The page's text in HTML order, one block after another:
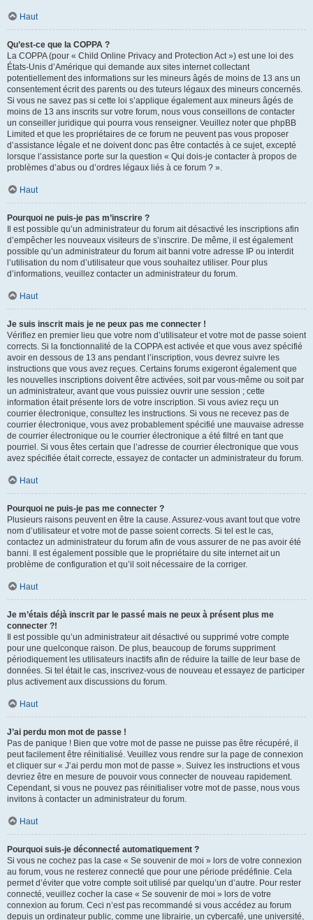
Haut
Qu’est-ce que la COPPA ?
La COPPA (pour « Child Online Privacy and Protection Act ») est une loi des
États-Unis d’Amérique qui demande aux sites internet collectant
potentiellement des informations sur les mineurs âgés de moins de 13 ans un
consentement écrit des parents ou des tuteurs légaux des mineurs concernés.
Si vous ne savez pas si cette loi s’applique également aux mineurs âgés de
moins de 13 ans inscrits sur votre forum, nous vous conseillons de contacter
un conseiller juridique qui pourra vous renseigner. Veuillez noter que phpBB
Limited et que les propriétaires de ce forum ne peuvent pas vous proposer
d’assistance légale et ne doivent donc pas être contactés à ce sujet, excepté
lorsque l’assistance porte sur la question « Qui dois-je contacter à propos de
problèmes d’abus ou d’ordres légaux liés à ce forum ? ».
Haut
Pourquoi ne puis-je pas m’inscrire ?
Il est possible qu’un administrateur du forum ait désactivé les inscriptions afin
d’empêcher les nouveaux visiteurs de s’inscrire. De même, il est également
possible qu’un administrateur du forum ait banni votre adresse IP ou interdit
l’utilisation du nom d’utilisateur que vous souhaitez utiliser. Pour plus
d’informations, veuillez contacter un administrateur du forum.
Haut
Je suis inscrit mais je ne peux pas me connecter !
Vérifiez en premier lieu que votre nom d’utilisateur et votre mot de passe soient
corrects. Si la fonctionnalité de la COPPA est activée et que vous avez spécifié
avoir en dessous de 13 ans pendant l’inscription, vous devrez suivre les
instructions que vous avez reçues. Certains forums exigeront également que
les nouvelles inscriptions doivent être activées, soit par vous-même ou soit par
un administrateur, avant que vous puissiez ouvrir une session ; cette
information était présente lors de votre inscription. Si vous aviez reçu un
courrier électronique, consultez les instructions. Si vous ne recevez pas de
courrier électronique, vous avez probablement spécifié une mauvaise adresse
de courrier électronique ou le courrier électronique a été filtré en tant que
pourriel. Si vous êtes certain que l’adresse de courrier électronique que vous
avez spécifiée était correcte, essayez de contacter un administrateur du forum.
Haut
Pourquoi ne puis-je pas me connecter ?
Plusieurs raisons peuvent en être la cause. Assurez-vous avant tout que votre
nom d’utilisateur et votre mot de passe soient corrects. Si tel est le cas,
contactez un administrateur du forum afin de vous assurer de ne pas avoir été
banni. Il est également possible que le propriétaire du site internet ait un
problème de configuration et qu’il soit nécessaire de la corriger.
Haut
Je m’étais déjà inscrit par le passé mais ne peux à présent plus me
connecter ?!
Il est possible qu’un administrateur ait désactivé ou supprimé votre compte
pour une quelconque raison. De plus, beaucoup de forums suppriment
périodiquement les utilisateurs inactifs afin de réduire la taille de leur base de
données. Si tel était le cas, inscrivez-vous de nouveau et essayez de participer
plus activement aux discussions du forum.
Haut
J’ai perdu mon mot de passe !
Pas de panique ! Bien que votre mot de passe ne puisse pas être récupéré, il
peut facilement être réinitialisé. Veuillez vous rendre sur la page de connexion
et cliquer sur « J’ai perdu mon mot de passe ». Suivez les instructions et vous
devriez être en mesure de pouvoir vous connecter de nouveau rapidement.
Cependant, si vous ne pouvez pas réinitialiser votre mot de passe, nous vous
invitons à contacter un administrateur du forum.
Haut
Pourquoi suis-je déconnecté automatiquement ?
Si vous ne cochez pas la case « Se souvenir de moi » lors de votre connexion
au forum, vous ne resterez connecté que pour une période prédéfinie. Cela
permet d’éviter que votre compte soit utilisé par quelqu’un d’autre. Pour rester
connecté, veuillez cocher la case « Se souvenir de moi » lors de votre
connexion au forum. Ceci n’est pas recommandé si vous accédez au forum
depuis un ordinateur public, comme une librairie, un cybercafé, une université,